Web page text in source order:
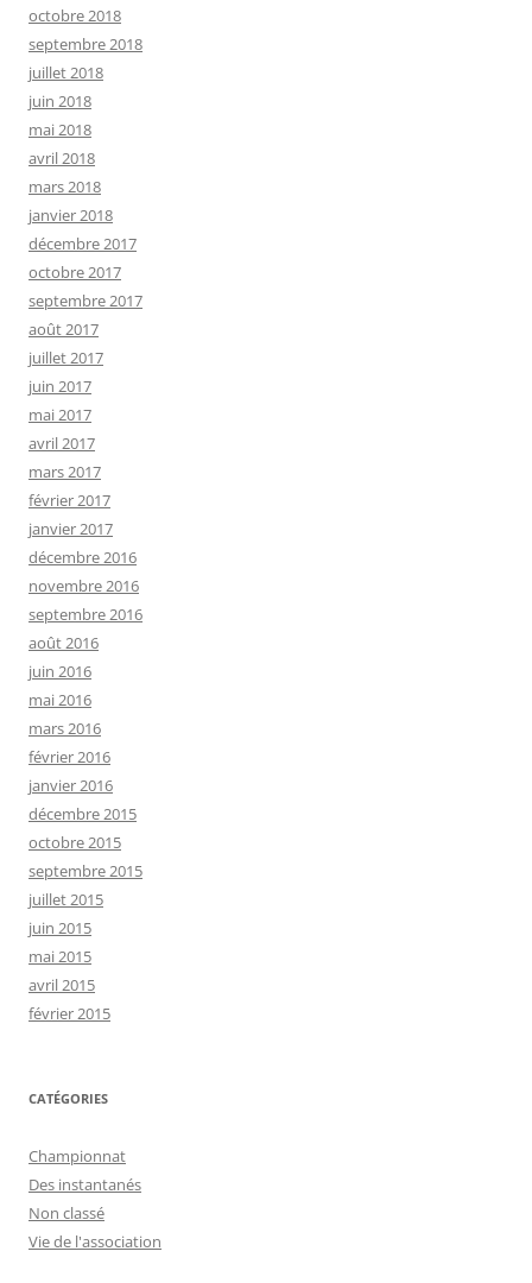
octobre 2018
septembre 2018
juillet 2018
juin 2018
mai 2018
avril 2018
mars 2018
janvier 2018
décembre 2017
octobre 2017
septembre 2017
août 2017
juillet 2017
juin 2017
mai 2017
avril 2017
mars 2017
février 2017
janvier 2017
décembre 2016
novembre 2016
septembre 2016
août 2016
juin 2016
mai 2016
mars 2016
février 2016
janvier 2016
décembre 2015
octobre 2015
septembre 2015
juillet 2015
juin 2015
mai 2015
avril 2015
février 2015
CATÉGORIES
Championnat
Des instantanés
Non classé
Vie de l'association